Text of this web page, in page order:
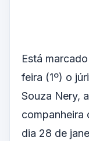
Está
feira (1º) o
Souza Nery,
companheira
dia 28 de